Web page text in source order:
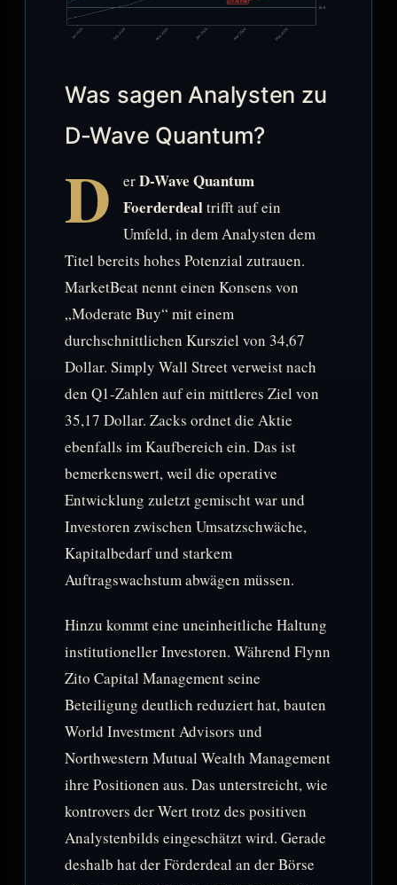
Was sagen Analysten zu
D-Wave Quantum?
D erD-Wave Quantum
Foerderdealtrifft auf ein
Umfeld, in dem Analysten dem
Titel bereits hohes Potenzial zutrauen.
MarketBeat nennt einen Konsens von
„Moderate Buy“ mit einem
durchschnittlichen Kursziel von 34,67
Dollar. Simply Wall Street verweist nach
den Q1-Zahlen auf ein mittleres Ziel von
35,17 Dollar. Zacks ordnet die Aktie
ebenfalls im Kaufbereich ein. Das ist
bemerkenswert, weil die operative
Entwicklung zuletzt gemischt war und
Investoren zwischen Umsatzschwäche,
Kapitalbedarf und starkem
Auftragswachstum abwägen müssen.
Hinzu kommt eine uneinheitliche Haltung
institutioneller Investoren. Während Flynn
Zito Capital Management seine
Beteiligung deutlich reduziert hat, bauten
World Investment Advisors und
Northwestern Mutual Wealth Management
ihre Positionen aus. Das unterstreicht, wie
kontrovers der Wert trotz des positiven
Analystenbilds eingeschätzt wird. Gerade
deshalb hat der Förderdeal an der Börse